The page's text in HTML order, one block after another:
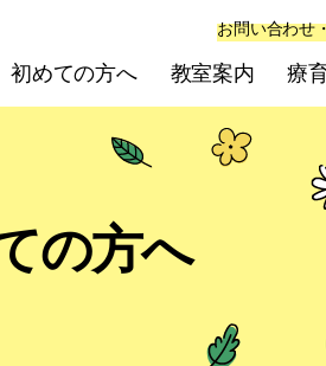
お問い合わせ
初めての方へ 教室案内 療
の方へ